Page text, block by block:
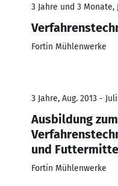
3 Jahre und 3 Monate,
Fortin Mühlenwerke
3 Jahre, Aug. 2013 -
Ausbildung zum
und
Fortin Mühlenwerke